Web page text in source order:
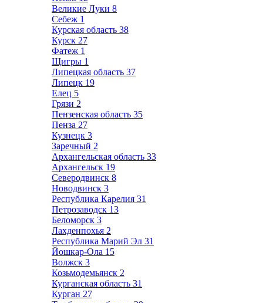
Великие Луки 8
Себеж 1
Курская область 38
Курск 27
Фатеж 1
Щигры 1
Липецкая область 37
Липецк 19
Елец 5
Грязи 2
Пензенская область 35
Пенза 27
Кузнецк 3
Заречный 2
Архангельская область 33
Архангельск 19
Северодвинск 8
Новодвинск 3
Республика Карелия 31
Петрозаводск 13
Беломорск 3
Лахденпохья 2
Республика Марий Эл 31
Йошкар-Ола 15
Волжск 3
Козьмодемьянск 2
Курганская область 31
Курган 27